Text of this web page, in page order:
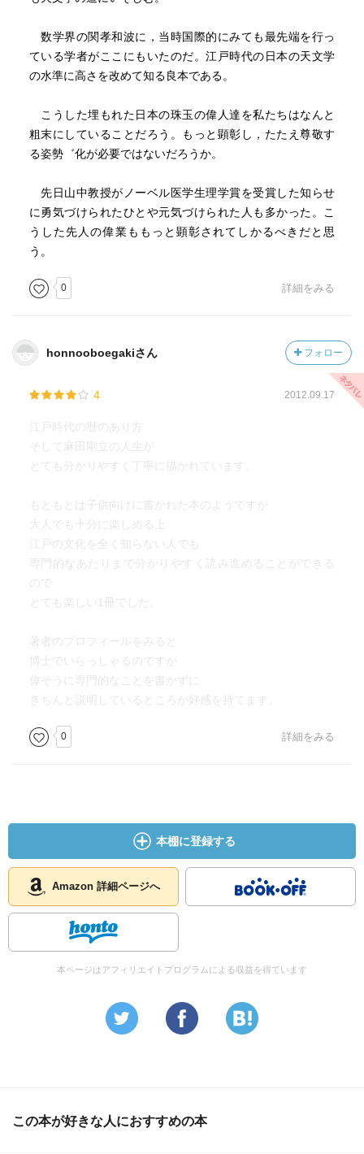
数学界の関孝和波に，当時国際的にみても最先端を行っ
ている学者がここにもいたのだ。江戸時代の日本の天文学
の水準に高さを改めて知る良本である。
こうした埋もれた日本の珠玉の偉人達を私たちはなんと
粗末にしていることだろう。もっと顕彰し，たたえ尊敬す
る姿勢゛化が必要ではないだろうか。
先日山中教授がノーベル医学生理学賞を受賞した知らせ
に勇気づけられたひとや元気づけられた人も多かった。こ
うした先人の偉業ももっと顕彰されてしかるべきだと思
う。
0 詳細をみる
honnooboegakiさん フォロー
4 2012.09.17
江戸時代の暦のあり方
そして麻田剛立の人生が
とても分かりやすく丁寧に描かれています。
もともとは子供向けに書かれた本のようですが
大人でも十分に楽しめる上
江戸の文化を全く知らない人でも
専門的なあたりまで分かりやすく読み進めることができる
ので
とても楽しい1冊でした。
著者のプロフィールをみると
博士でいらっしゃるのですが
偉そうに専門的なことを書かずに
きちんと説明しているところが好感を持てます。
0 詳細をみる
本棚に登録する
Amazon 詳細ページへ
本ページはアフィリエイトプログラムによる収益を得ています
この本が好きな人におすすめの本